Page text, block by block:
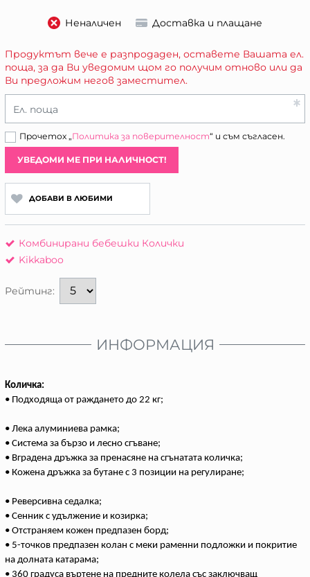
Неналичен Доставка и плащане
Продуктът вече е разпродаден, оставете Вашата ел.
поща, за да Ви уведомим щом го получим отново или да
Ви предложим негов заместител.
Ел. поща
Прочетох „Политика за поверителност“ и съм съгласен.
УВЕДОМИ МЕ ПРИ НАЛИЧНОСТ!
ДОБАВИ В ЛЮБИМИ
Комбинирани бебешки Колички
Kikkaboo
Рейтинг:
ИНФОРМАЦИЯ
Количка:
• Подходяща от раждането до 22 кг;
• Лека алуминиева рамка;
• Система за бързо и лесно сгъване;
• Вградена дръжка за пренасяне на сгънатата количка;
• Кожена дръжка за бутане с 3 позиции на регулиране;
• Реверсивна седалка;
• Сенник с удължение и козирка;
• Отстраняем кожен предпазен борд;
• 5-точков предпазен колан с меки раменни подложки и покритие
на долната катарама;
• 360 градуса въртене на предните колела със заключващ